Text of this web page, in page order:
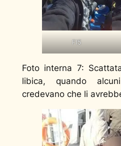
FI5
Foto interna 7:
libica, quando
credevano che li